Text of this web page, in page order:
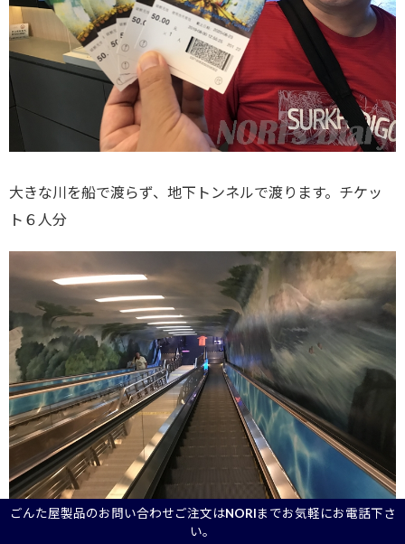
ごんた屋製品のお問い合わせご注文はNORIまでお気軽にお電話下さ
い。
大きな川を船で渡らず、地下トンネルで渡ります。チケッ
ト６人分